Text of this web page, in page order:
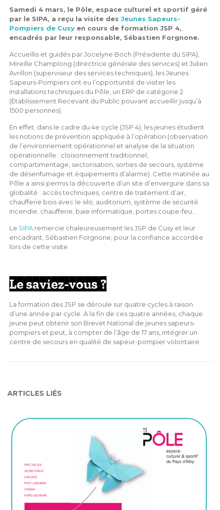
Samedi 4 mars, le Pôle, espace culturel et sportif géré
par le SIPA, a reçu la visite desJeunes Sapeurs-
Pompiers de Cusy en cours de formation JSP 4,
encadrés par leur responsable, Sébastien Forgnone.
Accueillis et guidés par Jocelyne Boch (Présidente du SIPA),
Mireille Champlong (directrice générale des services) et Julien
Avrillon (superviseur des services techniques), les Jeunes
Sapeurs-Pompiers ont eu l’opportunité de visiter les
installations techniques du Pôle, un ERP de catégorie 2
(Établissement Recevant du Public pouvant accueillir jusqu’à
1500 personnes).
En effet, dans le cadre du 4e cycle (JSP 4), les jeunes étudient
les notions de prévention appliquée à l’opération (observation
de l’environnement opérationnel et analyse de la situation
opérationnelle : cloisonnement traditionnel,
compartimentage, sectorisation, sorties de secours, système
de désenfumage et équipements d’alarme). Cette matinée au
Pôle a ainsi permis la découverte d’un site d’envergure dans sa
globalité : accès techniques, centre de traitement d’air,
chaufferie bois avec le silo, auditorium, système de sécurité
incendie, chaufferie, baie informatique, portes coupe-feu…
Le SIPA remercie chaleureusement les JSP de Cusy et leur
encadrant, Sébastien Forgnone, pour la confiance accordée
lors de cette visite.
Le saviez-vous ?
La formation des JSP se déroule sur quatre cycles à raison
d’une année par cycle. À la fin de ces quatre années, chaque
jeune peut obtenir son Brevet National de jeunes sapeurs-
pompiers et peut, à compter de l’âge de 17 ans, intégrer un
centre de secours en qualité de sapeur-pompier volontaire.
ARTICLES LIÉS